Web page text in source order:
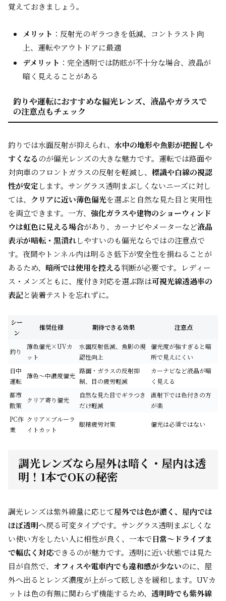
覚えておきましょう。
メリット ：反射光のギラつきを低減、コントラスト向
上、運転やアウトドアに最適
デメリット ：完全透明では防眩が不十分な場合、液晶が
暗く見えることがある
釣りや運転におすすめな偏光レンズ、液晶やガラスで
の注意点もチェック
釣りでは水面反射が抑えられ、 水中の地形や魚影が把握しや
すくなる のが偏光レンズの大きな魅力です。運転では路面や
対向車のフロントガラスの反射を軽減し、 標識や白線の視認
性が安定します。サングラス透明まぶしくないニーズに対し
ては、 クリアに近い薄色偏光を選ぶと自然な見た目と実用性
を両立できます。一方、 強化ガラスや建物のショーウィンド
ウは虹色に見える場合があり、カーナビやメーターなど液晶
表示が暗転・黒潰れしやすいのも偏光ならではの注意点で
す。夜間やトンネル内は明るさ低下が安全性を損ねることが
あるため、 暗所では使用を控える判断が必要です。レディー
ス・メンズともに、度付き対応を選ぶ際は可視光線透過率の
表記と装着テストを忘れずに。
シー
ン
推奨仕様 期待できる効果 注意点
釣り
薄色偏光×UVカ
ット
水面反射低減、魚影の視
認性向上
偏光度が強すぎると暗
所で見えにくい
日中
運転
薄色〜中濃度偏光
路面・ガラスの反射抑
制、目の疲労軽減
カーナビなど液晶が暗
く見える
都市
散策
クリア寄り偏光
自然な見た目でギラつき
だけ軽減
直射下では色付きの方
が楽
PC作
業
クリア×ブルーラ
イトカット
眼精疲労対策 偏光は必須ではない
調光レンズなら屋外は暗く・屋内は透
明！1本でOKの秘密
調光レンズは紫外線量に応じて屋外では色が濃く、屋内では
ほぼ透明へ戻る可変タイプです。サングラス透明まぶしくな
い使い方をしたい人に相性が良く、一本で日常〜ドライブま
で幅広く対応できるのが魅力です。透明に近い状態では見た
目が自然で、 オフィスや電車内でも違和感が少ないのに、屋
外へ出るとレンズ濃度が上がって眩しさを緩和します。UVカ
ットは色の有無に関わらず機能するため、 透明時でも紫外線